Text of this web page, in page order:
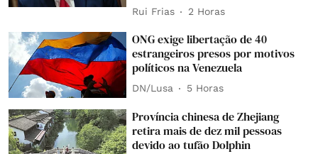
Rui Frias 2 Horas
ONG exige libertação de 40
estrangeiros presos por motivos
políticos na Venezuela
DN/Lusa 5 Horas
Província chinesa de Zhejiang
retira mais de dez mil pessoas
devido ao tufão Dolphin